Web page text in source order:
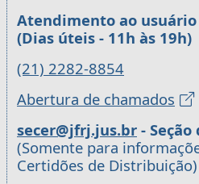
Atendimento ao usuário
(Dias úteis - 11h às 19h)
(21) 2282-8854
Abertura de chamados
secer@jfrj.jus.br -
(Somente para
Certidões de Distribuição)